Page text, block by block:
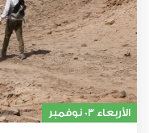
الأربعاء 03 نوفمبر